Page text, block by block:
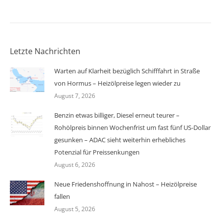
Letzte Nachrichten
Warten auf Klarheit bezüglich Schifffahrt in Straße
von Hormus – Heizölpreise legen wieder zu
August 7, 2026
Benzin etwas billiger, Diesel erneut teurer –
Rohölpreis binnen Wochenfrist um fast fünf US-Dollar
gesunken – ADAC sieht weiterhin erhebliches
Potenzial für Preissenkungen
August 6, 2026
Neue Friedenshoffnung in Nahost – Heizölpreise
fallen
August 5, 2026